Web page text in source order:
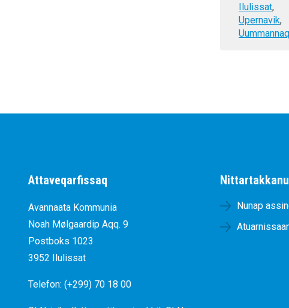
Ilulissat,
Upernavik,
Uummannaq
Attaveqarfissaq
Avannaata Kommunia
Noah Mølgaardip Aqq. 9
Postboks 1023
3952 Ilulissat
Telefon: (+299) 70 18 00
Nunap